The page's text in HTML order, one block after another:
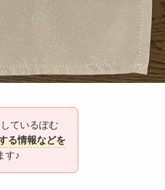
ているぽむ
る情報などを
す♪